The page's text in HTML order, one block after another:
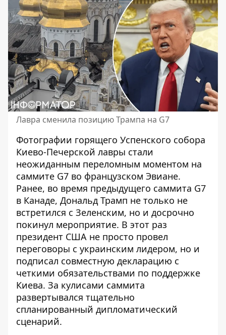
Лавра сменила позицию Трампа на G7
Фотографии горящего Успенского собора
Киево-Печерской лавры стали
неожиданным переломным моментом на
саммите G7 во французском Эвиане.
Ранее, во время предыдущего саммита G7
в Канаде, Дональд Трамп не только не
встретился с Зеленским, но и досрочно
покинул мероприятие. В этот раз
президент США не просто провел
переговоры с украинским лидером, но и
подписал совместную декларацию с
четкими обязательствами по поддержке
Киева. За кулисами саммита
развертывался тщательно
спланированный дипломатический
сценарий.